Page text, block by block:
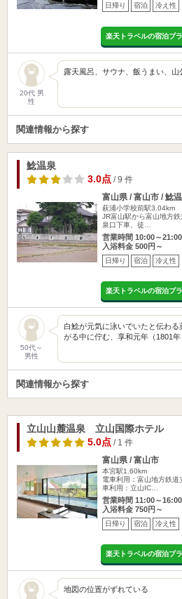
日帰り 宿泊 冷え性
楽天トラベルの宿泊プ
20代 男
性
露天風呂、サウナ、飯うまい、山
関連情報から探す
鯰温泉
3.0点/ 9 件
富山県 / 富山市 / 鯰
萩浦小学校前駅3.04km
JR富山駅から富山地方
泉口下車、徒…
営業時間 10:00～21:00
入浴料金 500円～
日帰り 宿泊 冷え性
楽天トラベルの宿泊プ
50代～
男性
白鯰が元気に泳いでいたと伝わ
がる中に佇む、享和元年（1801
関連情報から探す
立山山麓温泉 立山国際ホテル
5.0点/ 1 件
富山県 / 富山市
本宮駅1.60km
電車利用：富山地方鉄
車利用：立山IC…
営業時間 11:00～16:00
入浴料金 750円～
日帰り 宿泊 冷え性
楽天トラベルの宿泊プ
地図の位置がずれている